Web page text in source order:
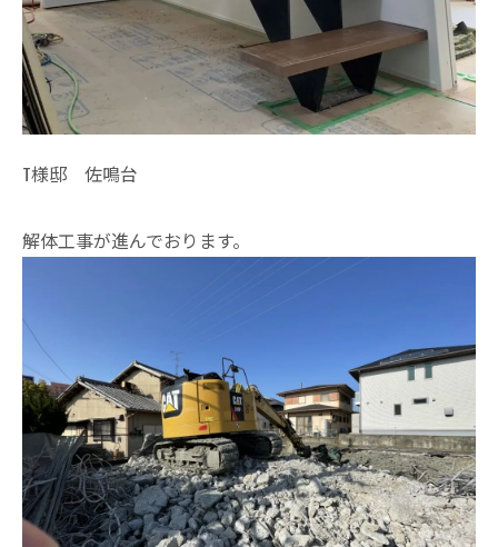
T様邸 佐鳴台
解体工事が進んでおります。